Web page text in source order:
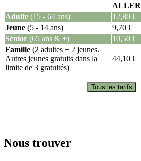
ALLER
Adulte (15 - 64 ans) 12,80 €
Jeune (5 - 14 ans) 9,70 €
Sénior (65 ans & +) 10,50 €
Famille (2 adultes + 2 jeunes.
Autres jeunes gratuits dans la
limite de 3 gratuités)
44,10 €
Tous les tarifs
Nous trouver